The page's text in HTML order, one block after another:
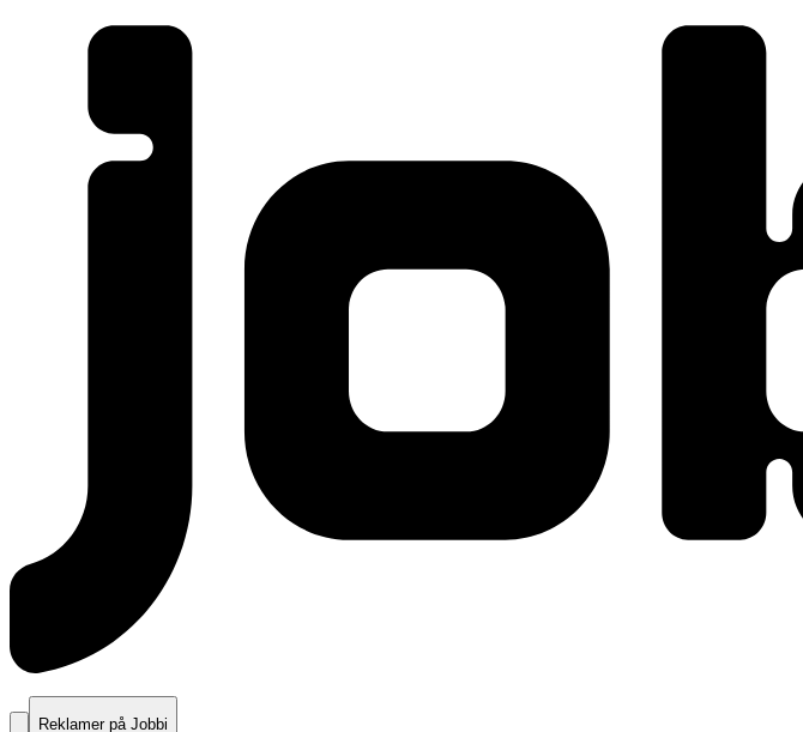
Reklamer på Jobbi